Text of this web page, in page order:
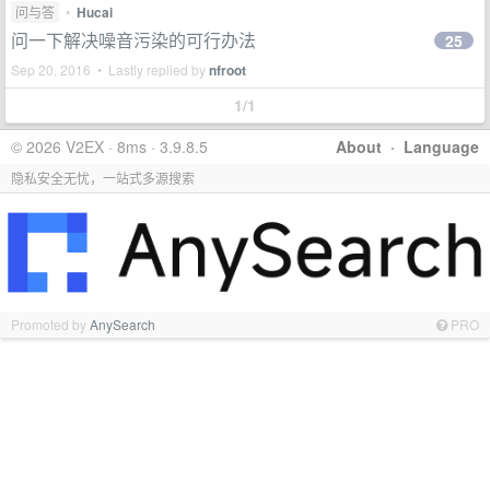
问与答 • Hucai
问一下解决噪音污染的可行办法
Sep 20, 2016 • Lastly replied bynfroot
25
1/1
About · Language
© 2026 V2EX · 8ms · 3.9.8.5
隐私安全无忧，一站式多源搜索
Promoted byAnySearch PRO